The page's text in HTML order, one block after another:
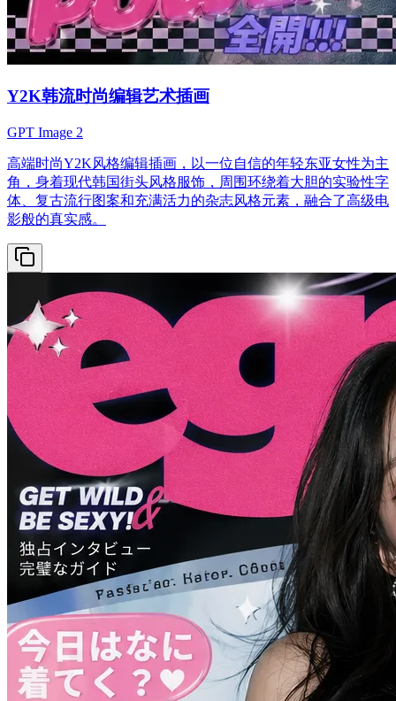
Y2K韩流时尚编辑艺术插画
GPT Image 2
高端时尚Y2K风格编辑插画，以一位自信的年轻东亚女性为主
角，身着现代韩国街头风格服饰，周围环绕着大胆的实验性字
体、复古流行图案和充满活力的杂志风格元素，融合了高级电
影般的真实感。